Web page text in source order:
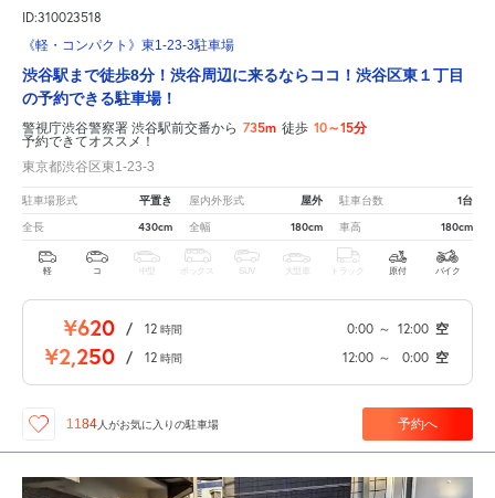
ID:310023518
《軽・コンパクト》東1-23-3駐車場
渋谷駅まで徒歩8分！渋谷周辺に来るならココ！渋谷区東１丁目
の予約できる駐車場！
警視庁渋谷警察署 渋谷駅前交番から 735m 徒歩 10～15分
予約できてオススメ！
東京都渋谷区東1-23-3
駐車場形式 平置き 屋内外形式 屋外 駐車台数 1台
全長 430cm 全幅 180cm 車高 180cm
軽 コ 中型 ボックス SUV 大型車 トラック 原付 バイク
¥620 / 12 時間 0:00 ～ 12:00 空
¥2,250 / 12 時間 12:00 ～ 0:00 空
1184人がお気に入りの駐車場 予約へ